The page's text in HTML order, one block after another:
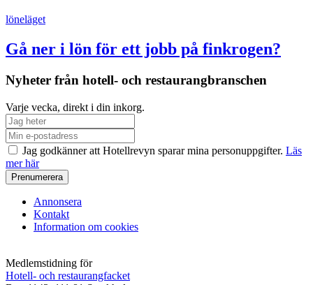
löneläget
Gå ner i lön för ett jobb på finkrogen?
Nyheter från hotell- och restaurangbranschen
Varje vecka, direkt i din inkorg.
Jag godkänner att Hotellrevyn sparar mina personuppgifter. Läs
mer här
Annonsera
Kontakt
Information om cookies
Medlemstidning för
Hotell- och restaurangfacket